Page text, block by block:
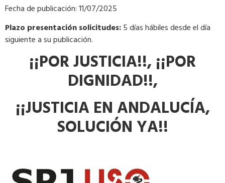
Fecha de publicación: 11/07/2025
Plazo presentación solicitudes:5 días hábiles desde el día
siguiente a su publicación.
¡¡POR JUSTICIA!!, ¡¡POR
DIGNIDAD!!,
¡¡JUSTICIA EN ANDALUCÍA,
SOLUCIÓN YA!!